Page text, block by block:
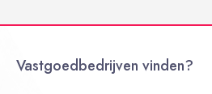
Vastgoedbedrijven vinden?